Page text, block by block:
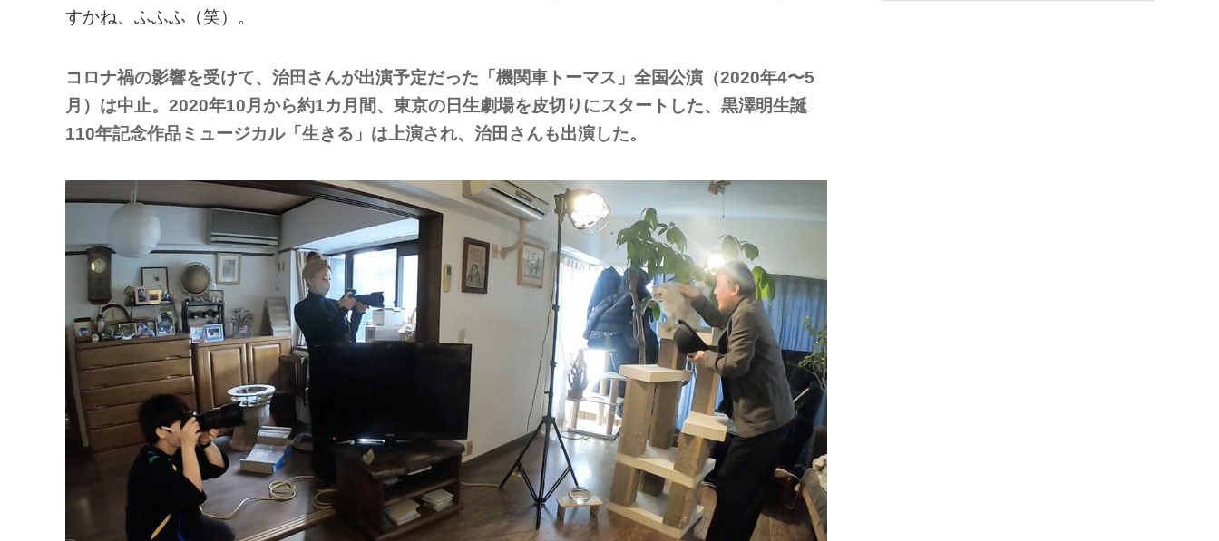
すかね、ふふふ（笑）。
コロナ禍の影響を受けて、治田さんが出演予定だった「機関車トーマス」全国公演（2020年4〜5
月）は中止。2020年10月から約1カ月間、東京の日生劇場を皮切りにスタートした、黒澤明生誕
110年記念作品ミュージカル「生きる」は上演され、治田さんも出演した。